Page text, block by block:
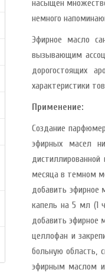
насыщен
немного
Эфирное масло
вызывающим
дорогостоящих
характеристики
Применение:
Создание
эфирных масел
месяца в темном
добавить эфирное
капель на 5 мл (1
добавить эфирное
целлофан и
больную область,
эфирным маслом и